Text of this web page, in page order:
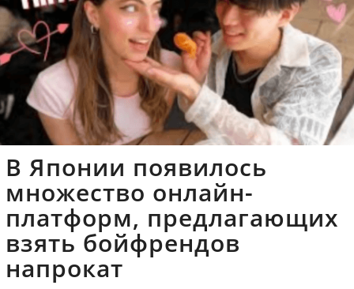
В Японии появилось
множество онлайн-
платформ, предлагающих
взять бойфрендов
напрокат